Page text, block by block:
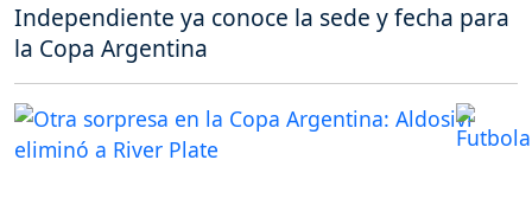
Independiente ya conoce la sede y fecha para
la Copa Argentina